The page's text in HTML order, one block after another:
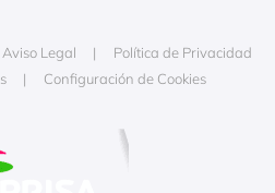
Aviso Legal
Política de Privacidad
Configuración de Cookies